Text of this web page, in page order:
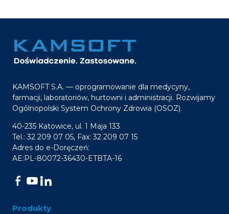
KAMSOFT S.A. — oprogramowanie dla medycyny,
farmacji, laboratoriów, hurtowni i administracji. Rozwijamy
Ogólnopolski System Ochrony Zdrowia (OSOZ).
40-235 Katowice, ul. 1 Maja 133
Tel.: 32 209 07 05, Fax: 32 209 07 15
Adres do e-Doręczeń:
AE:PL-80072-36430-ETBTA-16
Produkty